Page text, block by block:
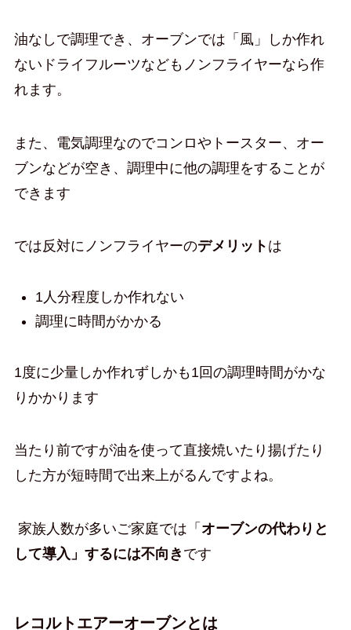
油なしで調理でき、オーブンでは「風」しか作れ
ないドライフルーツなどもノンフライヤーなら作
れます。
また、電気調理なのでコンロやトースター、オー
ブンなどが空き、調理中に他の調理をすることが
できます
では反対にノンフライヤーのデメリット は
1人分程度しか作れない
調理に時間がかかる
1度に少量しか作れずしかも1回の調理時間がかな
りかかります
当たり前ですが油を使って直接焼いたり揚げたり
した方が短時間で出来上がるんですよね。
家族人数が多いご家庭では「 オーブンの代わりと
して導入」するには不向き です
レコルトエアーオーブンとは